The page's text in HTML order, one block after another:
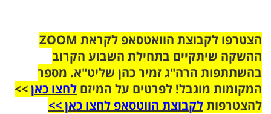
הצטרפו לקבוצת הוואטסאפ לקראת ZOOM
ההשקה שיתקיים בתחילת השבוע הקרוב
בהשתתפות הרה"ג זמיר כהן שליט"א. מספר
המקומות מוגבל! לפרטים על המיזם לחצו כאן>>
להצטרפותלקבוצת הווטסאפ לחצו כאן >>